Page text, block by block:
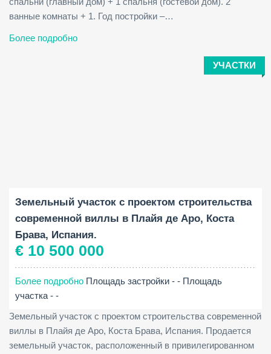
ванные комнаты + 1. Год постройки –…
Более подробно
УЧАСТКИ
Земельный участок с проектом строительства
современной виллы в Плайя де Аро, Коста
Брава, Испания.
€ 10 500 000
Более подробно Площадь застройки - - Площадь
участка - -
Земельный участок с проектом строительства современной
виллы в Плайя де Аро, Коста Брава, Испания. Продается
земельный участок, расположенный в привилегированном